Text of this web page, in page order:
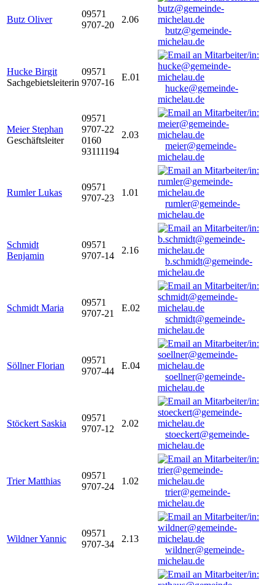
Butz Oliver
09571
9707-20
2.06
butz@gemeinde-
michelau.de
Hucke Birgit
Sachgebietsleiterin
09571
9707-16
E.01
hucke@gemeinde-
michelau.de
Meier Stephan
Geschäftsleiter
09571
9707-22
0160
93111194
2.03
meier@gemeinde-
michelau.de
Rumler Lukas
09571
9707-23
1.01
rumler@gemeinde-
michelau.de
Schmidt
Benjamin
09571
9707-14
2.16
b.schmidt@gemeinde-
michelau.de
Schmidt Maria
09571
9707-21
E.02
schmidt@gemeinde-
michelau.de
Söllner Florian
09571
9707-44
E.04
soellner@gemeinde-
michelau.de
Stöckert Saskia
09571
9707-12
2.02
stoeckert@gemeinde-
michelau.de
Trier Matthias
09571
9707-24
1.02
trier@gemeinde-
michelau.de
Wildner Yannic
09571
9707-34
2.13
wildner@gemeinde-
michelau.de